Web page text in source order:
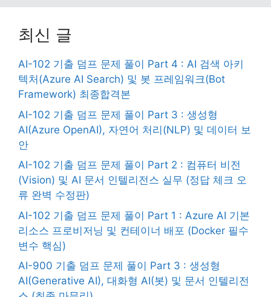
최신 글
AI-102 기출 덤프 문제 풀이 Part 4 : AI 검색 아키
텍처(Azure AI Search) 및 봇 프레임워크(Bot
Framework) 최종합격본
AI-102 기출 덤프 문제 풀이 Part 3 : 생성형
AI(Azure OpenAI), 자연어 처리(NLP) 및 데이터 보
안
AI-102 기출 덤프 문제 풀이 Part 2 : 컴퓨터 비전
(Vision) 및 AI 문서 인텔리전스 실무 (정답 체크 오
류 완벽 수정판)
AI-102 기출 덤프 문제 풀이 Part 1 : Azure AI 기본
리소스 프로비저닝 및 컨테이너 배포 (Docker 필수
변수 핵심)
AI-900 기출 덤프 문제 풀이 Part 3 : 생성형
AI(Generative AI), 대화형 AI(봇) 및 문서 인텔리전